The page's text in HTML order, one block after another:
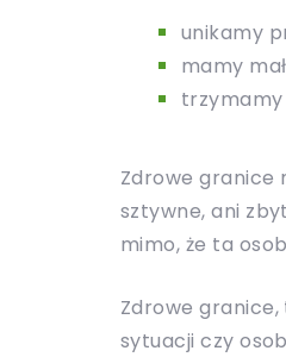
unikamy
mamy
trzymamy
Zdrowe granice
sztywne, ani
mimo, że ta
Zdrowe
sytuacji czy